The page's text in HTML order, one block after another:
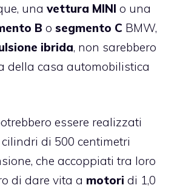
una vettura MINI o una
B o segmento C BMW,
ibrida, non sarebbero
della casa automobilistica
essere realizzati
di 500 centimetri
che accoppiati tra loro
di dare vita a motori di 1,0